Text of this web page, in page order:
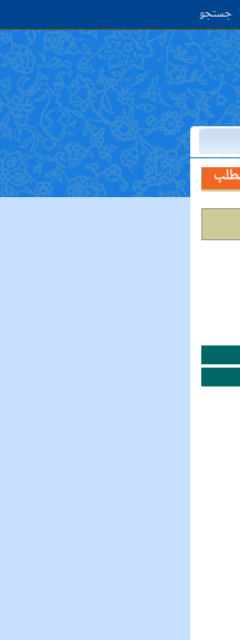
جستجو
به او خدمت کن. ( غررالحکم ح ۴۰۴۴ )